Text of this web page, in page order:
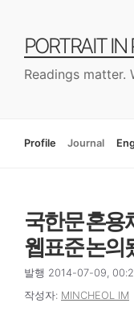
PORTRAIT IN
Readings matter.
Profile Journal
국한문 혼용
웹표준 논의
발행 2014-07-09,
작성자: MINCHEOL IM